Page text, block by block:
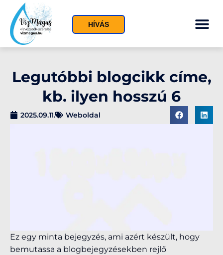
HÍVÁS
Legutóbbi blogcikk címe,
kb. ilyen hosszú 6
2025.09.11. Weboldal
Ez egy minta bejegyzés, ami azért készült, hogy
bemutassa a blogbejegyzésekben rejlő